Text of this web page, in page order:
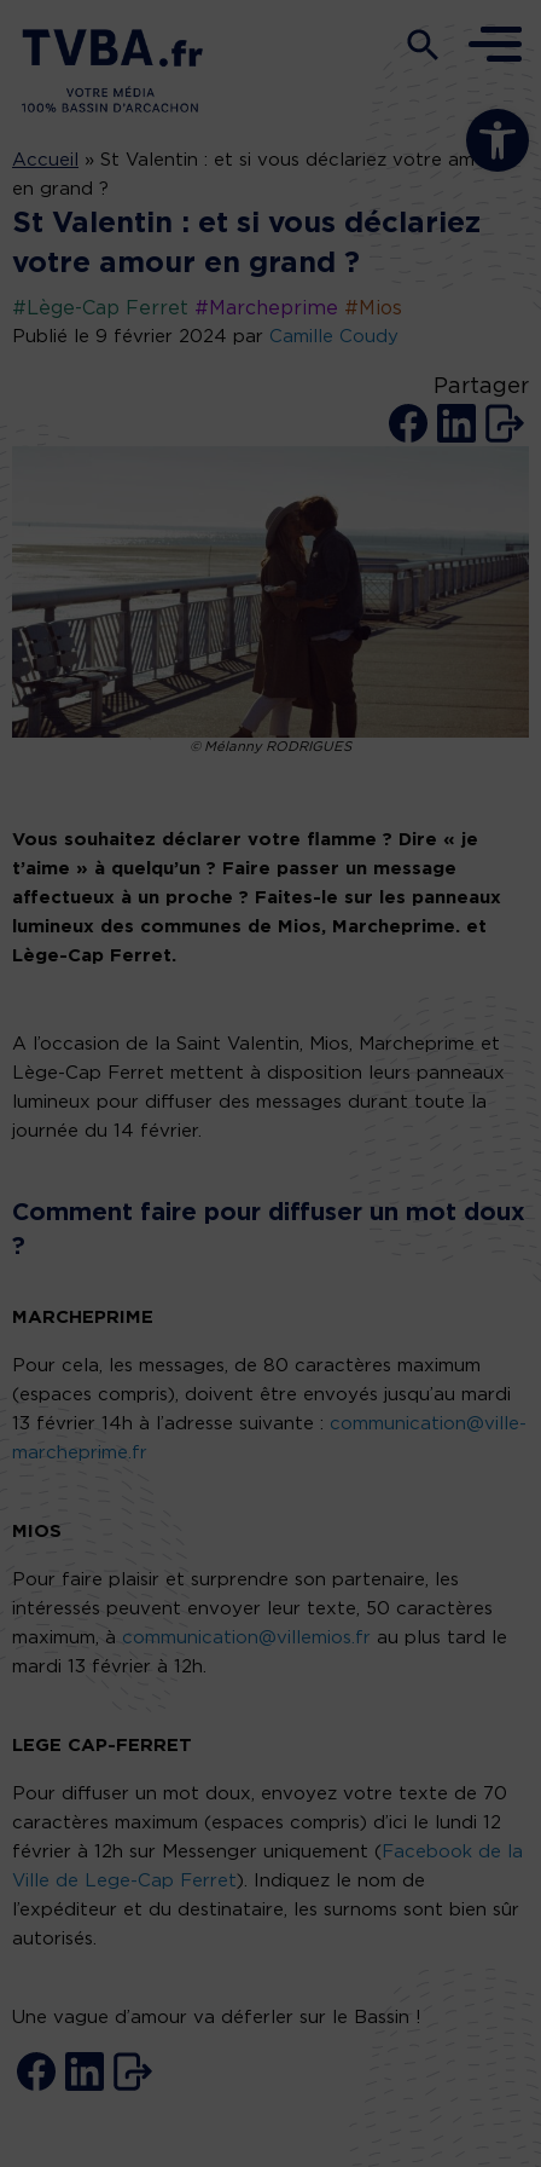
Ouvrir la
Accueil » St Valentin : et si vous déclariez votre amour
en grand ?
St Valentin : et si vous déclariez
votre amour en grand ?
#Lège-Cap Ferret #Marcheprime #Mios
Publié le 9 février 2024 par Camille Coudy
Partager
© Mélanny RODRIGUES
Vous souhaitez déclarer votre flamme ? Dire « je
t’aime » à quelqu’un ? Faire passer un message
affectueux à un proche ? Faites-le sur les panneaux
lumineux des communes de Mios, Marcheprime. et
Lège-Cap Ferret.
A l’occasion de la Saint Valentin, Mios, Marcheprime et
Lège-Cap Ferret mettent à disposition leurs panneaux
lumineux pour diffuser des messages durant toute la
journée du 14 février.
Comment faire pour diffuser un mot doux
?
MARCHEPRIME
Pour cela, les messages, de 80 caractères maximum
(espaces compris), doivent être envoyés jusqu’au mardi
13 février 14h à l’adresse suivante : communication@ville-
marcheprime.fr
MIOS
Pour faire plaisir et surprendre son partenaire, les
intéressés peuvent envoyer leur texte, 50 caractères
maximum, à communication@villemios.fr au plus tard le
mardi 13 février à 12h.
LEGE CAP-FERRET
Pour diffuser un mot doux, envoyez votre texte de 70
caractères maximum (espaces compris) d’ici le lundi 12
février à 12h sur Messenger uniquement ( Facebook de la
Ville de Lege-Cap Ferret). Indiquez le nom de
l’expéditeur et du destinataire, les surnoms sont bien sûr
autorisés.
Une vague d’amour va déferler sur le Bassin !